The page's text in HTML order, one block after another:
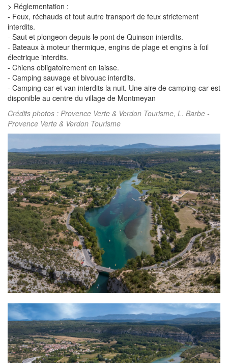
> Réglementation :
- Feux, réchauds et tout autre transport de feux strictement
interdits.
- Saut et plongeon depuis le pont de Quinson interdits.
- Bateaux à moteur thermique, engins de plage et engins à foil
électrique interdits.
- Chiens obligatoirement en laisse.
- Camping sauvage et bivouac interdits.
- Camping-car et van interdits la nuit. Une aire de camping-car est
disponible au centre du village de Montmeyan
Crédits photos : Provence Verte & Verdon Tourisme, L. Barbe -
Provence Verte & Verdon Tourisme